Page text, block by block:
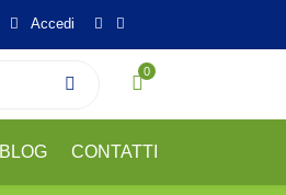
Accedi
0
BLOG CONTATTI